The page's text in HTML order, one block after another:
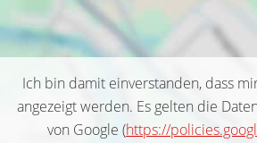
Ich bin damit einverstanden, dass
angezeigt werden. Es gelten die
von Google (https://